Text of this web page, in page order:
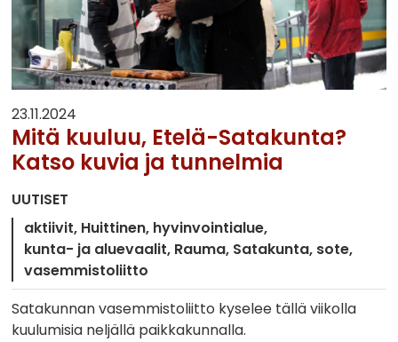
23.11.2024
Mitä kuuluu, Etelä-Satakunta?
Katso kuvia ja tunnelmia
UUTISET
aktiivit Huittinen hyvinvointialue
kunta- ja aluevaalit Rauma Satakunta sote
vasemmistoliitto
Satakunnan vasemmistoliitto kyselee tällä viikolla
kuulumisia neljällä paikkakunnalla.